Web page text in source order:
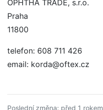
OPHTHA TRADE, s.r.o.
Praha
11800
telefon: 608 711 426
email: korda@oftex.cz
Poslední změna: před 1 rokem